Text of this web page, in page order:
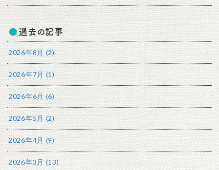
過去の記事
2026年8月 (2)
2026年7月 (1)
2026年6月 (6)
2026年5月 (2)
2026年4月 (9)
2026年3月 (13)